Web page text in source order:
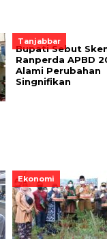
Tanjabbar
Bupati Sebut
Ranperda APBD
Alami Perubahan
Singnifikan
Ekonomi